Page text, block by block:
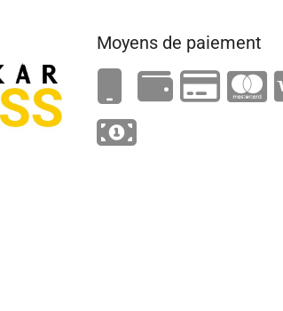
Moyens de paiement